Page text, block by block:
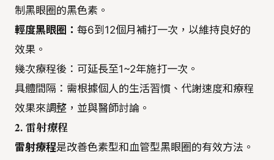
制黑眼圈的黑色素。
輕度黑眼圈： 每6到12個月補打一次，以維持良好的
效果。
幾次療程後：可延長至1~2年施打一次。
具體間隔：需根據個人的生活習慣、代謝速度和療程
效果來調整，並與醫師討論。
2. 雷射療程
雷射療程是改善色素型和血管型黑眼圈的有效方法。